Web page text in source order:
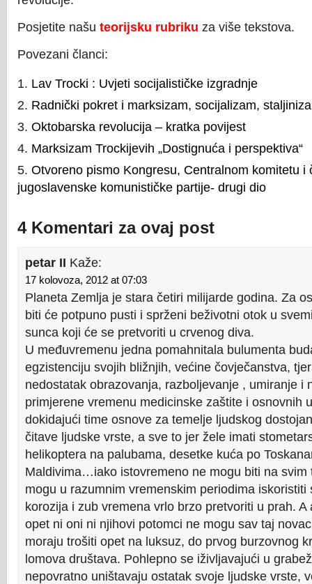
Posjetite našu teorijsku rubriku za više tekstova.
Povezani članci:
Lav Trocki : Uvjeti socijalističke izgradnje
Radnički pokret i marksizam, socijalizam,
Oktobarska revolucija – kratka povijest
Marksizam Trockijevih „Dostignuća i perspektiva“
Otvoreno pismo Kongresu, Centralnom komitetu i
jugoslavenske komunističke partije- drugi dio
4 Komentari za ovaj post
petar II Kaže:
17 kolovoza, 2012 at 07:03
Planeta Zemlja je stara četiri milijarde godina. Za
biti će potpuno pusti i sprženi beživotni otok u
sunca koji će se pretvoriti u crvenog diva.
U međuvremenu jedna pomahnitala bulumenta
egzistenciju svojih bližnjih, većine čovječanstva,
nedostatak obrazovanja, razboljevanje , umiranje i
primjerene vremenu medicinske zaštite i osnovnih
dokidajući time osnove za temelje ljudskog
čitave ljudske vrste, a sve to jer žele imati
helikoptera na palubama, desetke kuća po
Maldivima…iako istovremeno ne mogu biti na svim
mogu u razumnim vremenskim periodima iskoristiti
korozija i zub vremena vrlo brzo pretvoriti u prah.
opet ni oni ni njihovi potomci ne mogu sav taj
moraju trošiti opet na luksuz, do prvog burzovnog
lomova društava. Pohlepno se iživljavajući u
nepovratno uništavaju ostatak svoje ljudske vrste,